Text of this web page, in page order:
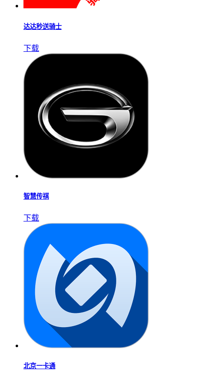
达达秒送骑士
下载
智慧传祺
下载
北京一卡通